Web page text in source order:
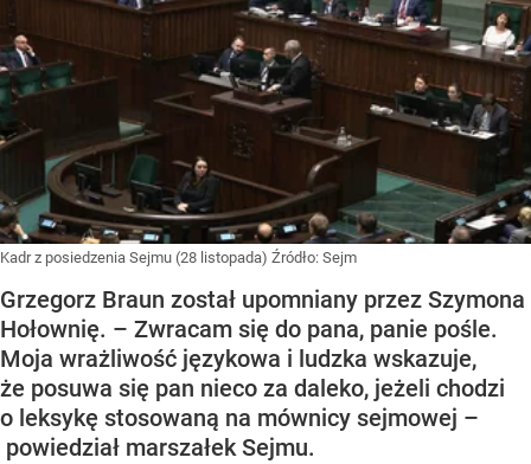
Kadr z posiedzenia Sejmu (28 listopada) Źródło: Sejm
Grzegorz Braun został upomniany przez Szymona
Hołownię. – Zwracam się do pana, panie pośle.
Moja wrażliwość językowa i ludzka wskazuje,
że posuwa się pan nieco za daleko, jeżeli chodzi
o leksykę stosowaną na mównicy sejmowej –
powiedział marszałek Sejmu.